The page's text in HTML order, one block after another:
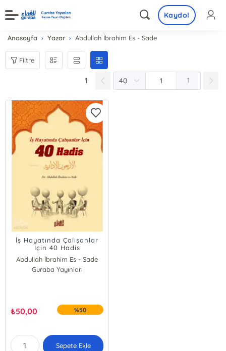
Kaydol
Anasayfa Yazar Abdullah İbrahim Es - Sade
Filtre
1 1
İş Hayatında Çalışanlar
İçin 40 Hadis
Abdullah İbrahim Es - Sade
Guraba Yayınları
₺50,00 %50
Sepete Ekle